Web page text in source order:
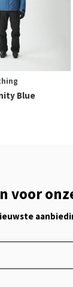
Blue
voor